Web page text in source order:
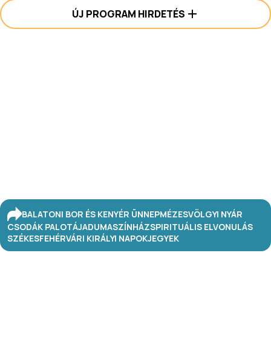
ÚJ PROGRAM HIRDETÉS
BALATONI BOR ÉS KENYÉR ÜNNEPMÉZESVÖLGYI NYÁR
CSODÁK PALOTÁJADUMASZÍNHÁZSPIRITUÁLIS ELVONULÁS
SZÉKESFEHÉRVÁRI KIRÁLYI NAPOKJEGYEK